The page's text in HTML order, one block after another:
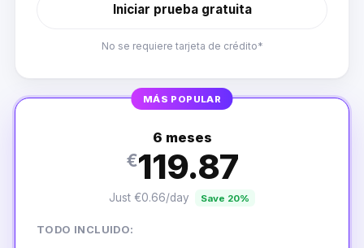
Iniciar prueba gratuita
No se requiere tarjeta de crédito*
MÁS POPULAR
6 meses
€119.87
Just €0.66/day Save 20%
TODO INCLUIDO: